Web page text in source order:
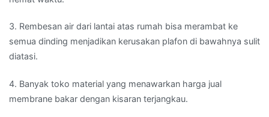
3. Rembesan air dari lantai atas rumah bisa merambat ke
semua dinding menjadikan kerusakan plafon di bawahnya sulit
diatasi.
4. Banyak toko material yang menawarkan harga jual
membrane bakar dengan kisaran terjangkau.